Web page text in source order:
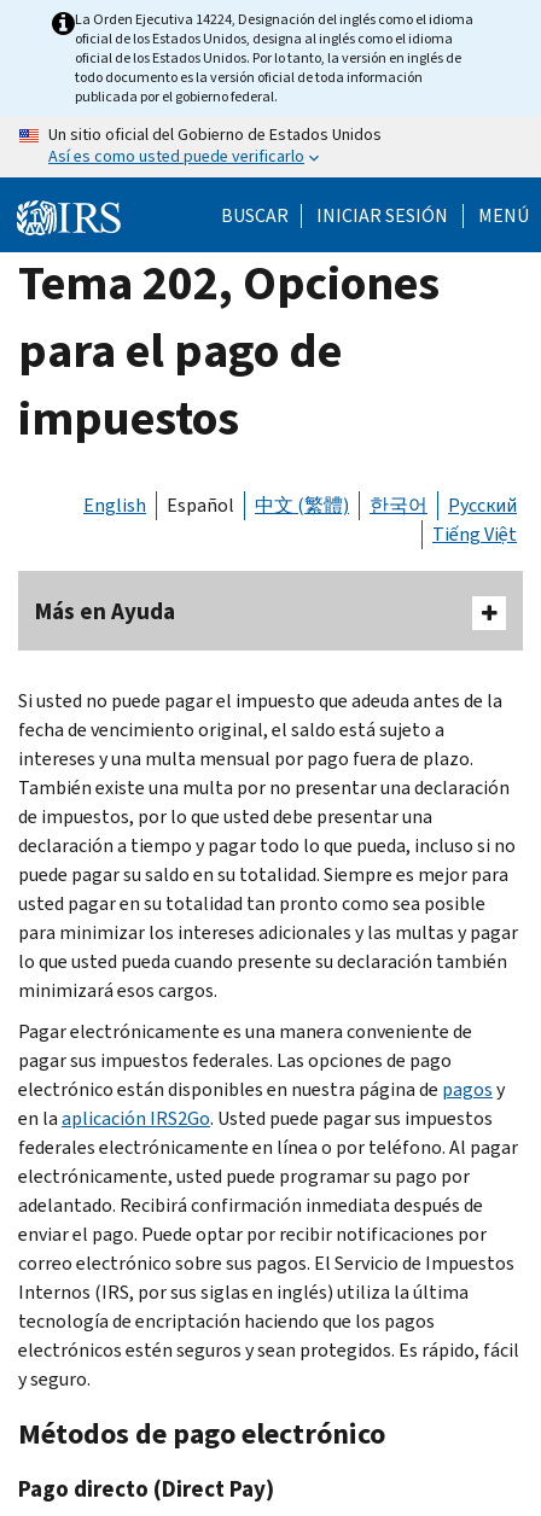
La Orden Ejecutiva 14224, Designación del inglés como el idioma
oficial de los Estados Unidos, designa al inglés como el idioma
oficial de los Estados Unidos. Por lo tanto, la versión en inglés de
todo documento es la versión oficial de toda información
publicada por el gobierno federal.
Un sitio oficial del Gobierno de Estados Unidos
Así es como usted puede verificarlo
BUSCAR INICIAR SESIÓN MENÚ
Tema 202, Opciones
para el pago de
impuestos
English Español 中文 (繁體) 한국어
Русский
Tiếng Việt
Más en Ayuda
Si usted no puede pagar el impuesto que adeuda antes de la
fecha de vencimiento original, el saldo está sujeto a
intereses y una multa mensual por pago fuera de plazo.
También existe una multa por no presentar una declaración
de impuestos, por lo que usted debe presentar una
declaración a tiempo y pagar todo lo que pueda, incluso si no
puede pagar su saldo en su totalidad. Siempre es mejor para
usted pagar en su totalidad tan pronto como sea posible
para minimizar los intereses adicionales y las multas y pagar
lo que usted pueda cuando presente su declaración también
minimizará esos cargos.
Pagar electrónicamente es una manera conveniente de
pagar sus impuestos federales. Las opciones de pago
electrónico están disponibles en nuestra página de pagosy
en laaplicación IRS2Go. Usted puede pagar sus impuestos
federales electrónicamente en línea o por teléfono. Al pagar
electrónicamente, usted puede programar su pago por
adelantado. Recibirá confirmación inmediata después de
enviar el pago. Puede optar por recibir notificaciones por
correo electrónico sobre sus pagos. El Servicio de Impuestos
Internos (IRS, por sus siglas en inglés) utiliza la última
tecnología de encriptación haciendo que los pagos
electrónicos estén seguros y sean protegidos. Es rápido, fácil
y seguro.
Métodos de pago electrónico
Pago directo (Direct Pay)